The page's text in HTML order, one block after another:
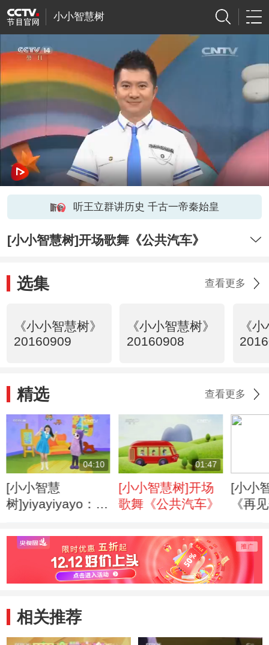
小小智慧树
听王立群讲历史 千古一帝秦始皇
[小小智慧树]开场歌舞《公共汽车》
选集 查看更多
《小小智慧树》
20160909
《小小智慧树》
20160908
《
精选 查看更多
04:10
[小小智慧
树]yiyayiyayo：
01:47
[小小智慧树]开场
歌舞《公共汽车》
[小小
《再
相关推荐